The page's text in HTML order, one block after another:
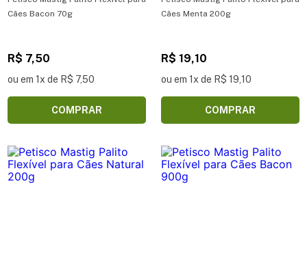
Cães Bacon 70g
R$ 7,50
ou em 1x de R$ 7,50
COMPRAR
Cães Menta 200g
R$ 19,10
ou em 1x de R$ 19,10
COMPRAR